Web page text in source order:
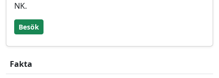
NK.
Besök
Fakta